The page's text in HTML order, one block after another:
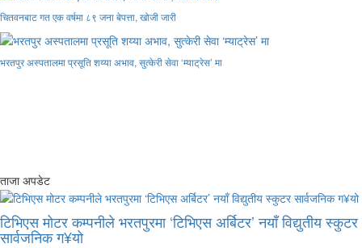
चितवनबाट गत एक वर्षमा ८९ जना बेपत्ता, खोजी जारी
भरतपुर अस्पतालमा प्रसूति शय्या अभाव, सुत्केरी सेवा ‘म्याट्रेस’ मा
ताजा अपडेट
टिभिएस मोटर कम्पनीले भरतपुरमा ‘टिभिएस अर्बिटर’ नयाँ विद्युतीय स्कुटर
सार्वजनिक ग¥यो